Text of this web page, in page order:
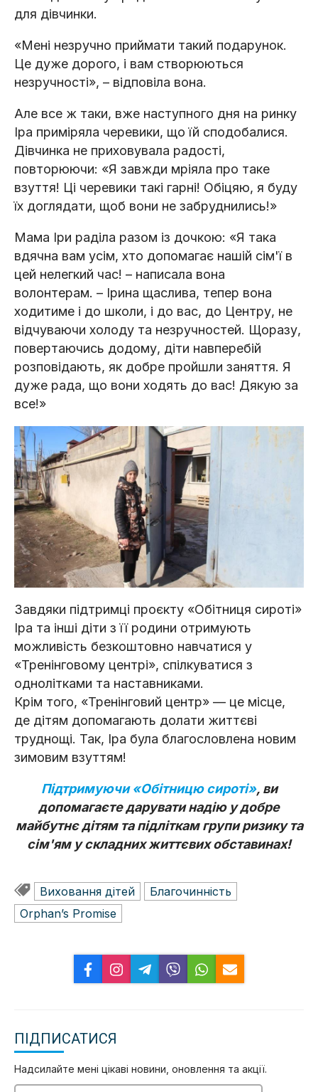
для дівчинки.
«Мені незручно приймати такий подарунок.
Це дуже дорого, і вам створюються
незручності», – відповіла вона.
Але все ж таки, вже наступного дня на ринку
Іра приміряла черевики, що їй сподобалися.
Дівчинка не приховувала радості,
повторюючи: «Я завжди мріяла про таке
взуття! Ці черевики такі гарні! Обіцяю, я буду
їх доглядати, щоб вони не забруднились!»
Мама Іри раділа разом із дочкою: «Я така
вдячна вам усім, хто допомагає нашій сім'ї в
цей нелегкий час! – написала вона
волонтерам. – Ірина щаслива, тепер вона
ходитиме і до школи, і до вас, до Центру, не
відчуваючи холоду та незручностей. Щоразу,
повертаючись додому, діти навперебій
розповідають, як добре пройшли заняття. Я
дуже рада, що вони ходять до вас! Дякую за
все!»
Завдяки підтримці проєкту «Обітниця сироті»
Іра та інші діти з її родини отримують
можливість безкоштовно навчатися у
«Тренінговому центрі», спілкуватися з
однолітками та наставниками.
Крім того, «Тренінговий центр» — це місце,
де дітям допомагають долати життєві
труднощі. Так, Іра була благословлена новим
зимовим взуттям!
Підтримуючи «Обітницю сироті», ви
допомагаєте дарувати надію у добре
майбутнє дітям та підліткам групи ризику та
сім'ям у складних життєвих обставинах!
Виховання дітей
Благочинність
Orphan’s Promise
ПІДПИСАТИСЯ
Надсилайте мені цікаві новини, оновлення та акції.